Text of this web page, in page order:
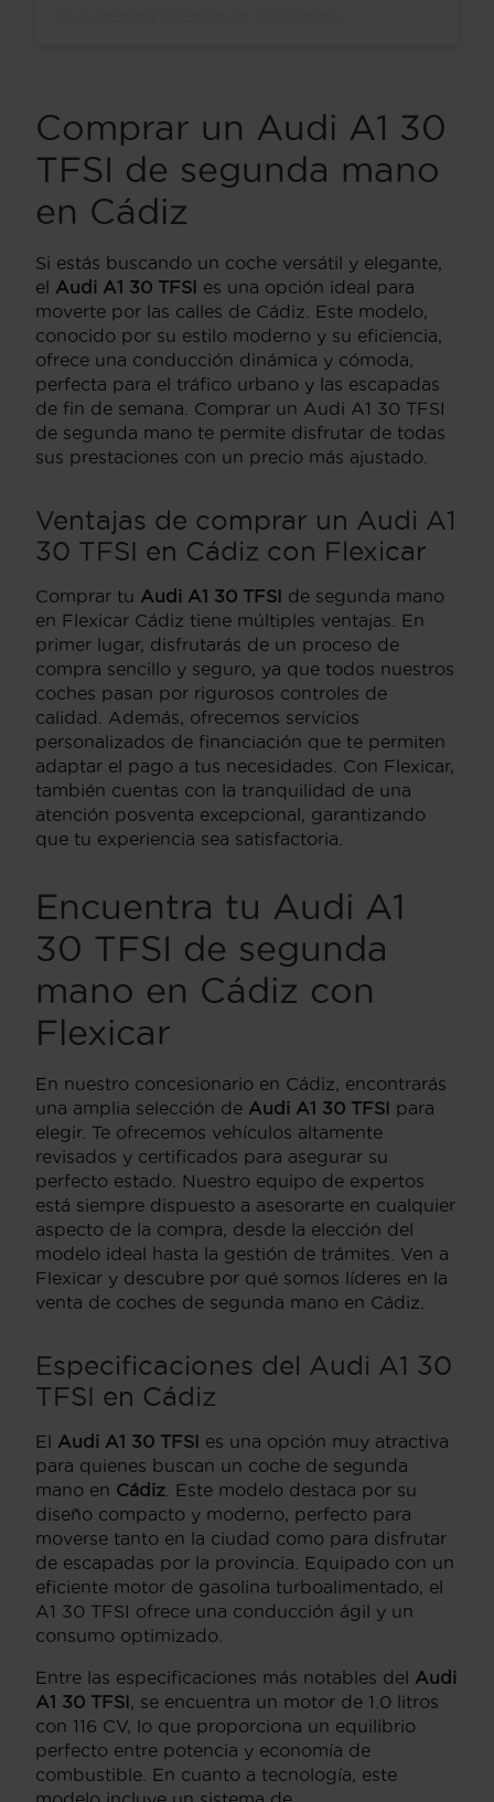
Comprar un Audi A1 30
TFSI de segunda mano
en Cádiz
Si estás buscando un coche versátil y elegante,
el Audi A1 30 TFSI es una opción ideal para
moverte por las calles de Cádiz. Este modelo,
conocido por su estilo moderno y su eficiencia,
ofrece una conducción dinámica y cómoda,
perfecta para el tráfico urbano y las escapadas
de fin de semana. Comprar un Audi A1 30 TFSI
de segunda mano te permite disfrutar de todas
sus prestaciones con un precio más ajustado.
Ventajas de comprar un Audi A1
30 TFSI en Cádiz con Flexicar
Comprar tu Audi A1 30 TFSI de segunda mano
en Flexicar Cádiz tiene múltiples ventajas. En
primer lugar, disfrutarás de un proceso de
compra sencillo y seguro, ya que todos nuestros
coches pasan por rigurosos controles de
calidad. Además, ofrecemos servicios
personalizados de financiación que te permiten
adaptar el pago a tus necesidades. Con Flexicar,
también cuentas con la tranquilidad de una
atención posventa excepcional, garantizando
que tu experiencia sea satisfactoria.
Encuentra tu Audi A1
30 TFSI de segunda
mano en Cádiz con
Flexicar
En nuestro concesionario en Cádiz, encontrarás
una amplia selección de Audi A1 30 TFSI para
elegir. Te ofrecemos vehículos altamente
revisados y certificados para asegurar su
perfecto estado. Nuestro equipo de expertos
está siempre dispuesto a asesorarte en cualquier
aspecto de la compra, desde la elección del
modelo ideal hasta la gestión de trámites. Ven a
Flexicar y descubre por qué somos líderes en la
venta de coches de segunda mano en Cádiz.
Especificaciones del Audi A1 30
TFSI en Cádiz
El Audi A1 30 TFSI es una opción muy atractiva
para quienes buscan un coche de segunda
mano en Cádiz . Este modelo destaca por su
diseño compacto y moderno, perfecto para
moverse tanto en la ciudad como para disfrutar
de escapadas por la provincia. Equipado con un
eficiente motor de gasolina turboalimentado, el
A1 30 TFSI ofrece una conducción ágil y un
consumo optimizado.
Entre las especificaciones más notables del Audi
A1 30 TFSI, se encuentra un motor de 1.0 litros
con 116 CV, lo que proporciona un equilibrio
perfecto entre potencia y economía de
combustible. En cuanto a tecnología, este